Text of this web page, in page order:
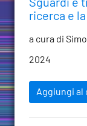
Sguardi e
ricerca e
a cura di
2024
Aggiungi al